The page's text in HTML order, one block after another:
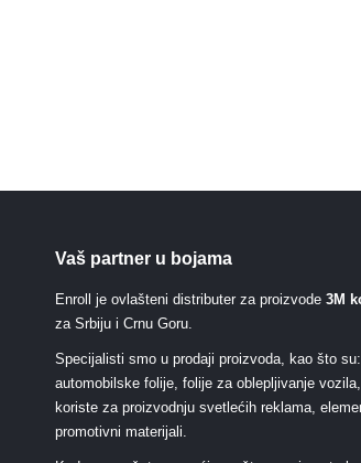
Vaš partner u bojama
Enroll je ovlašteni distributer za proizvode 3M
za Srbiju i Crnu Goru.
Specijalisti smo u prodaji proizvoda, kao što
automobilske folije, folije za oblepljivanje
koriste za proizvodnju svetlećih reklama,
promotivni materijali.